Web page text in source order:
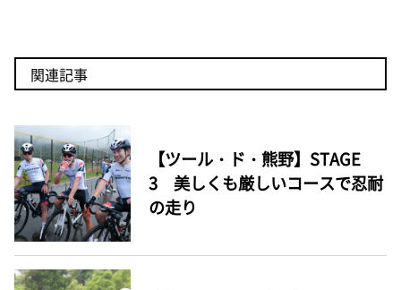
関連記事
【ツール・ド・熊野】STAGE
3 美しくも厳しいコースで忍耐
の走り